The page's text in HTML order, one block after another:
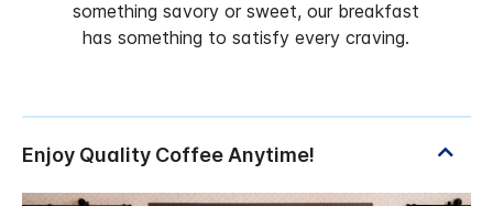
something savory or sweet, our breakfast
has something to satisfy every craving.